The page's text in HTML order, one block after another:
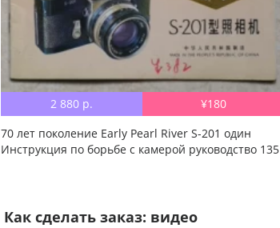
2 880 р.
¥180
70 лет поколение Early Pearl River S-201 один
Инструкция по борьбе с камерой руководство 135
Как сделать заказ: видео